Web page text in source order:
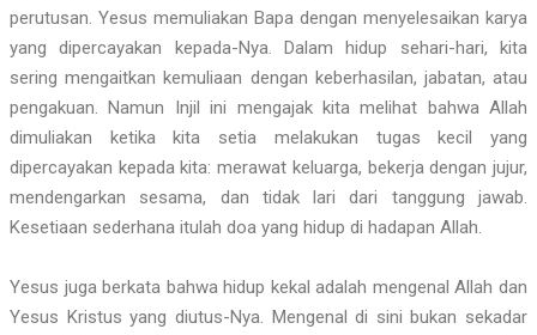
perutusan. Yesus memuliakan Bapa dengan menyelesaikan karya
yang dipercayakan kepada-Nya. Dalam hidup sehari-hari, kita
sering mengaitkan kemuliaan dengan keberhasilan, jabatan, atau
pengakuan. Namun Injil ini mengajak kita melihat bahwa Allah
dimuliakan ketika kita setia melakukan tugas kecil yang
dipercayakan kepada kita: merawat keluarga, bekerja dengan jujur,
mendengarkan sesama, dan tidak lari dari tanggung jawab.
Kesetiaan sederhana itulah doa yang hidup di hadapan Allah.
Yesus juga berkata bahwa hidup kekal adalah mengenal Allah dan
Yesus Kristus yang diutus-Nya. Mengenal di sini bukan sekadar